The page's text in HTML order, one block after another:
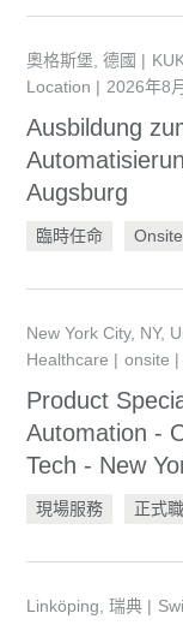
奧格斯堡, 德國
Location
2026年8
Ausbildung
Augsburg
臨時任命
New York City, NY,
Healthcare
onsite
Product
Automation -
Tech - New
現場服務 正式
Linköping, 瑞典